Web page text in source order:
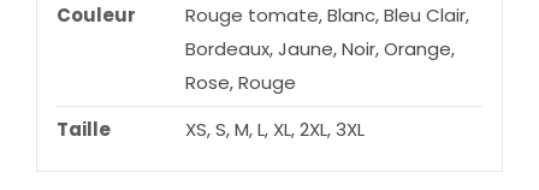
Couleur
Rouge tomate, Blanc, Bleu Clair,
Bordeaux, Jaune, Noir, Orange,
Rose, Rouge
Taille
XS, S, M, L, XL, 2XL, 3XL